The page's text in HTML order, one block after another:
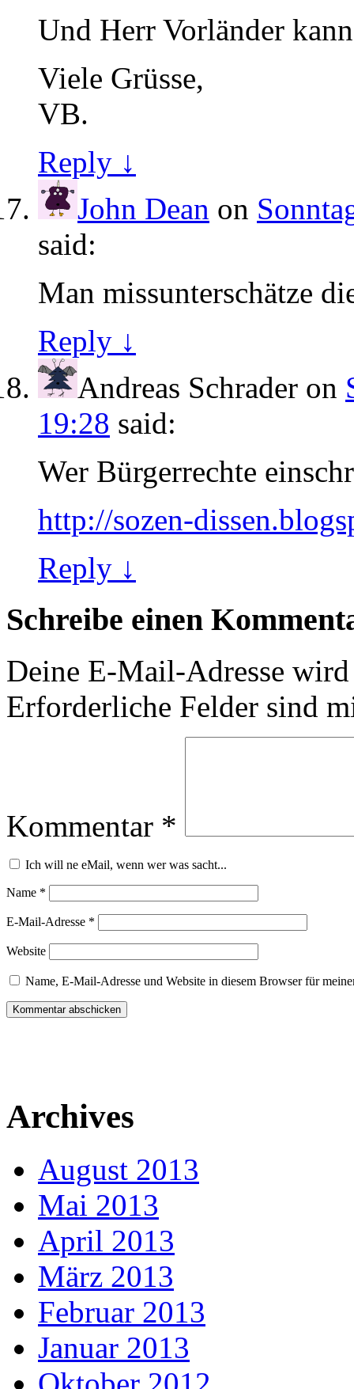
Und Herr Vorländer
Viele Grüsse,
VB.
Reply ↓
John Dean on
said:
Man missunterschätze
Reply ↓
Andreas Schrader on
19:28 said:
Wer Bürgerrechte
http://sozen-
Reply ↓
Schreibe einen
Deine E-Mail-Adresse
Erforderliche Felder sind
Kommentar *
Ich will ne eMail, wenn wer was sacht...
Name *
E-Mail-Adresse *
Website
Name, E-Mail-Adresse und Website in diesem Browser für
Archives
August 2013
Mai 2013
April 2013
März 2013
Februar 2013
Januar 2013